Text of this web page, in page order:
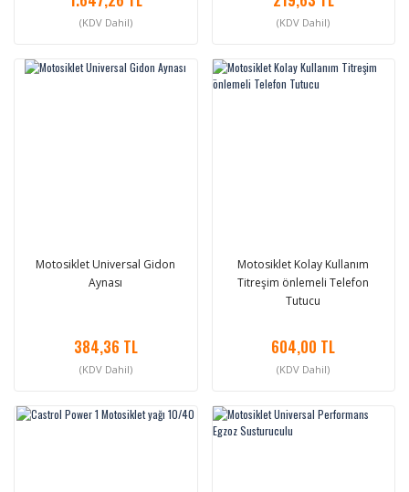
(KDV Dahil) (KDV Dahil)
Motosiklet Universal Gidon
Aynası
384,36 TL
(KDV Dahil)
Motosiklet Kolay Kullanım
Titreşim önlemeli Telefon
Tutucu
604,00 TL
(KDV Dahil)